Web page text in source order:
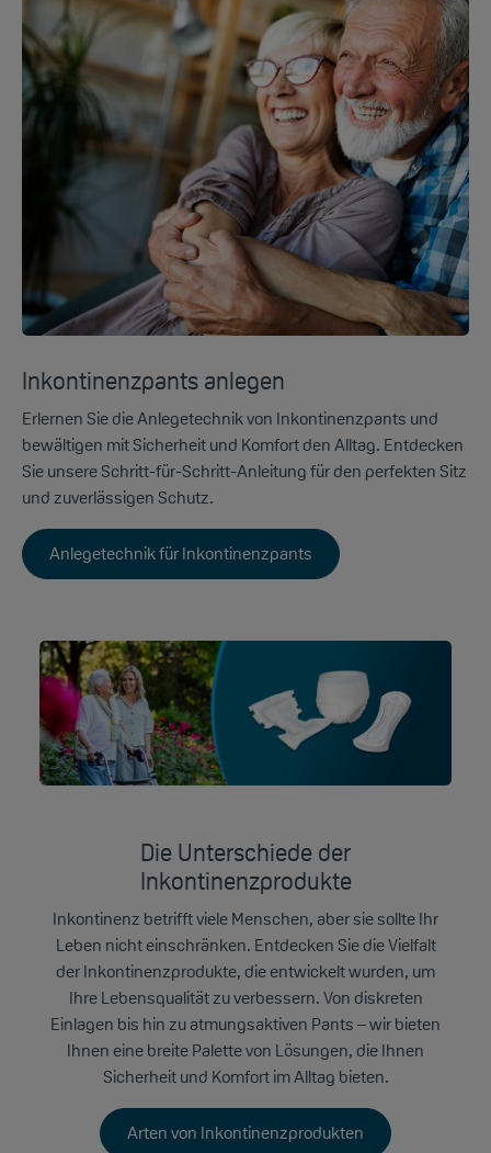
Inkontinenzpants anlegen
Erlernen Sie die Anlegetechnik von Inkontinenzpants und
bewältigen mit Sicherheit und Komfort den Alltag. Entdecken
Sie unsere Schritt-für-Schritt-Anleitung für den perfekten Sitz
und zuverlässigen Schutz.
Anlegetechnik für Inkontinenzpants
Die Unterschiede der
Inkontinenzprodukte
Inkontinenz betrifft viele Menschen, aber sie sollte Ihr
Leben nicht einschränken. Entdecken Sie die Vielfalt
der Inkontinenzprodukte, die entwickelt wurden, um
Ihre Lebensqualität zu verbessern. Von diskreten
Einlagen bis hin zu atmungsaktiven Pants – wir bieten
Ihnen eine breite Palette von Lösungen, die Ihnen
Sicherheit und Komfort im Alltag bieten.
Arten von Inkontinenzprodukten